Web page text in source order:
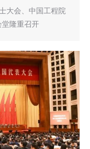
大会、中国工程院
隆重召开